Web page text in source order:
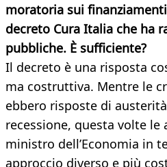
moratoria sui
decreto Cura Italia che ha
pubbliche. È sufficiente?
Il decreto è una risposta
ma costruttiva. Mentre le
ebbero risposte di
recessione, questa volte
ministro dell’Economia in
approccio diverso e più